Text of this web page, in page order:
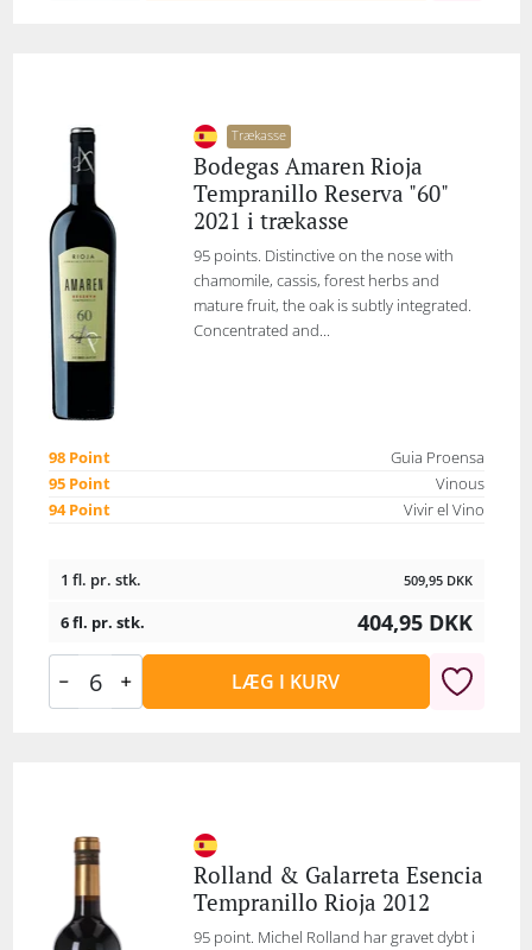
Trækasse
Bodegas Amaren Rioja
Tempranillo Reserva "60"
2021 i trækasse
95 points. Distinctive on the nose with
chamomile, cassis, forest herbs and
mature fruit, the oak is subtly integrated.
Concentrated and...
98 Point
Guia Proensa
95 Point
Vinous
94 Point
Vivir el Vino
1 fl. pr. stk. 509,95 DKK
6 fl. pr. stk. 404,95 DKK
LÆG I KURV
Rolland & Galarreta Esencia
Tempranillo Rioja 2012
95 point. Michel Rolland har gravet dybt i